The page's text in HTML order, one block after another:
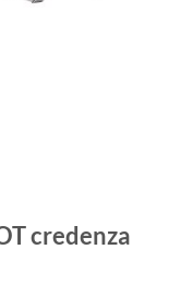
credenza